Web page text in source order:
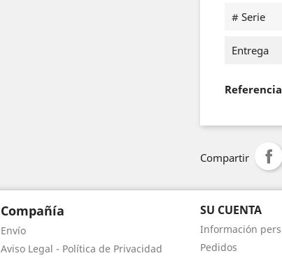
# Serie
Entrega
Compartir
Compañía
Envío
Aviso Legal - Política de Privacidad
SU CUENTA
Información
Pedidos